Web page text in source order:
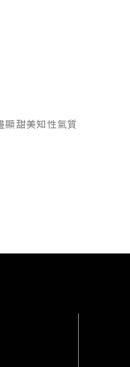
顯甜美知性氣質